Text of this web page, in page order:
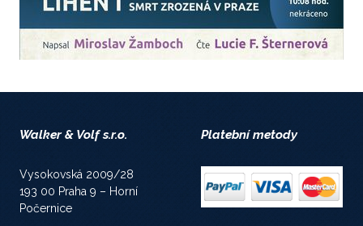
Walker & Volf s.r.o.
Vysokovská 2009/28
193 00 Praha 9 – Horní
Počernice
Platební metody